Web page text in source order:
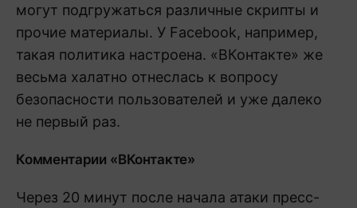
могут подгружаться различные скрипты и
прочие материалы. У Facebook, например,
такая политика настроена. «ВКонтакте» же
весьма халатно отнеслась к вопросу
безопасности пользователей и уже далеко
не первый раз.
Комментарии «ВКонтакте»
Через 20 минут после начала атаки пресс-